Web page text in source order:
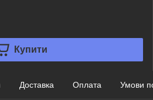
Купити
Доставка Оплата Умови